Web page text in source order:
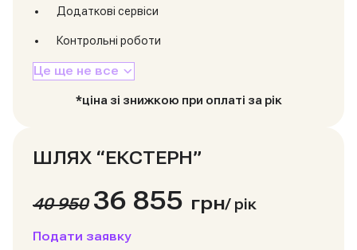
Додаткові сервіси
Контрольні роботи
Це ще не все
*ціна зі знижкою при оплаті за рік
ШЛЯХ “ЕКСТЕРН”
40 950 36 855 грн/ рік
Подати заявку